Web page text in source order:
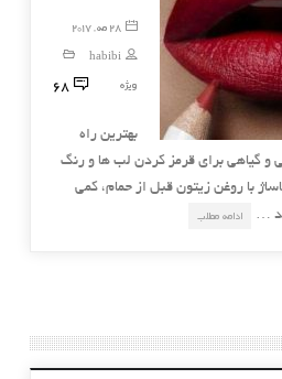
28 مه, 2017
habibi
ویژه
68
بهترین راه
و گیاهی برای قرمز کردن لب ها و رنگ
با روغن زیتون قبل از حمام، کمی
…
ادامه مطلب